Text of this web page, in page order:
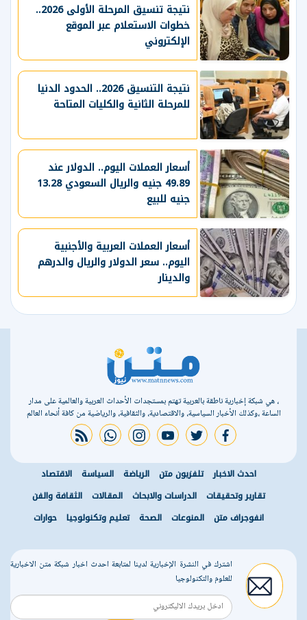
نتيجة تنسيق المرحلة الأولى 2026..
خطوات الاستعلام عبر الموقع
الإلكتروني
نتيجة التنسيق 2026.. الحدود الدنيا
للمرحلة الثانية والكليات المتاحة
أسعار العملات اليوم.. الدولار عند
49.89 جنيه والريال السعودي 13.28
جنيه للبيع
أسعار العملات العربية والأجنبية
اليوم.. سعر الدولار والريال والدرهم
والدينار
، هي شبكة إخبارية ناطقة بالعربية تهتم بمستجدات الأحداث العربية والعالمية على مدار
الساعة ،وكذلك الأخبار السياسية، والاقتصادية، والثقافية، والرياضية من كافة أنحاء العالم
facebook
twitter
youtube
instagram
whatsapp
rss feed
احدث الاخبار تلفزيون متن الرياضة السياسة
الاقتصاد
تقارير وتحقيقات
الدراسات والابحاث المقالات
الثقافة والفن
انفوجراف متن
المنوعات الصحة تعليم وتكنولوجيا حوارات
اشترك في النشرة الإخبارية لدينا لمتابعة احدث اخبار شبكة متن الاخبارية
للعلوم والتكنولوجيا